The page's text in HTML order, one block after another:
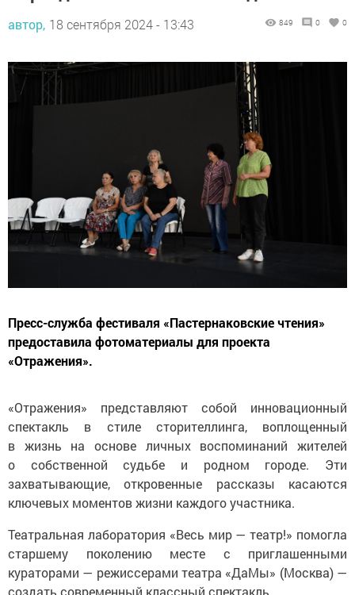
автор, 18 сентября 2024 - 13:43 849 0 0
Пресс-служба фестиваля «Пастернаковские чтения»
предоставила фотоматериалы для проекта
«Отражения».
«Отражения» представляют собой инновационный
спектакль в стиле сторителлинга, воплощенный
в жизнь на основе личных воспоминаний жителей
о собственной судьбе и родном городе. Эти
захватывающие, откровенные рассказы касаются
ключевых моментов жизни каждого участника.
Театральная лаборатория «Весь мир — театр!» помогла
старшему поколению месте с приглашенными
кураторами — режиссерами театра «ДаМы» (Москва) —
создать современный классный спектакль.